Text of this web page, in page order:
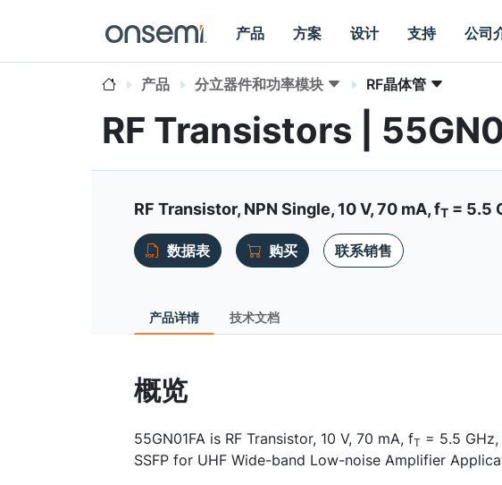
产品 方案 设计 支持 公司
产品 分立器件和功率模块 RF晶体管
RF Transistors |
RF Transistor, NPN Single, 10 V, 70 mA, fT = 5.5
数据表
购买 联系销售
产品详情 技术文档
概览
55GN01FA is RF Transistor, 10 V, 70 mA, fT = 5.5
SSFP for UHF Wide-band Low-noise Amplifier